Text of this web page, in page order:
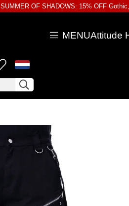
SUMMER OF SHADOWS: 15% OFF
MENUAttitude